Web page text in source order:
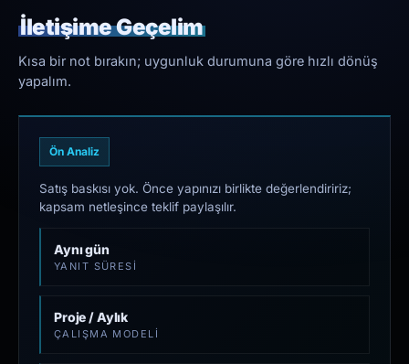
İletişime Geçelim
Kısa bir not bırakın; uygunluk durumuna göre hızlı dönüş
yapalım.
Ön Analiz
Satış baskısı yok. Önce yapınızı birlikte değerlendiririz;
kapsam netleşince teklif paylaşılır.
Aynı gün
YANIT SÜRESI
Proje / Aylık
ÇALIŞMA MODELI